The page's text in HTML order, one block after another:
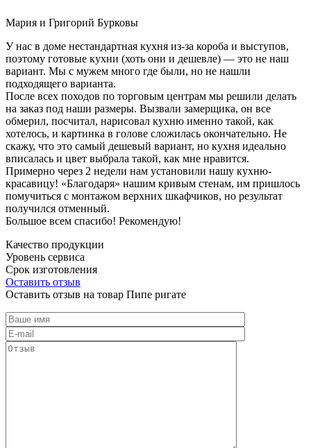
Мария и Григорий Бурковы
У нас в доме нестандартная кухня из-за короба и выступов,
поэтому готовые кухни (хоть они и дешевле) — это не наш
вариант. Мы с мужем много где были, но не нашли
подходящего варианта.
После всех походов по торговым центрам мы решили делать
на заказ под наши размеры. Вызвали замерщика, он все
обмерил, посчитал, нарисовал кухню именно такой, как
хотелось, и картинка в голове сложилась окончательно. Не
скажу, что это самый дешевый вариант, но кухня идеально
вписалась и цвет выбрала такой, как мне нравится.
Примерно через 2 недели нам установили нашу кухню-
красавицу! «Благодаря» нашим кривым стенам, им пришлось
помучиться с монтажом верхних шкафчиков, но результат
получился отменный.
Большое всем спасибо! Рекомендую!
Качество продукции
Уровень сервиса
Срок изготовления
Оставить отзыв
Оставить отзыв на товар Пипе ригате